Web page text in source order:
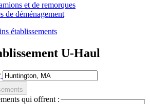
et de remorques
de déménagement
établissements
U-Haul
qui offrent :